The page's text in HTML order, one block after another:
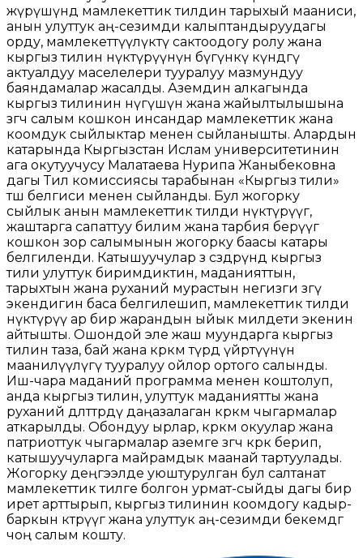
жүрүшүндө мамлекеттик тилдин тарыхый мааниси,
анын улуттук аң-сезимди калыптандыруудагы
орду, мамлекеттүүлүктү сактоодогу ролу жана
кыргыз тилин өнүктүрүүнүн бүгүнкү күндөгү
актуалдуу маселелери тууралуу мазмундуу
баяндамалар жасалды. Аземдин алкагында
кыргыз тилинин өнүгүшүнө жана жайылтылышына
өзгөчө салым кошкон инсандар мамлекеттик жана
коомдук сыйлыктар менен сыйланышты. Алардын
катарында Кыргызстан Ислам университетинин
ага окутуучусу Малатаева Нурипа Жаныбековна
дагы Тил комиссиясы тарабынан «Кыргыз тили»
төш белгиси менен сыйланды. Бул жогорку
сыйлык анын мамлекеттик тилди өнүктүрүүгө,
жаштарга сапаттуу билим жана тарбия берүүгө
кошкон зор салымынын жогорку баасы катары
белгиленди. Катышуучулар өз сөздөрүндө кыргыз
тили улуттук биримдиктин, маданияттын,
тарыхтын жана руханий мурастын негизги өзөгү
экендигин баса белгилешип, мамлекеттик тилди
өнүктүрүү ар бир жарандын ыйык милдети экенин
айтышты. Ошондой эле жаш муундарга кыргыз
тилин таза, бай жана көркөм түрдө үйрөтүүнүн
маанилүүлүгү тууралуу ойлор ортого салынды.
Иш-чара маданий программа менен коштолуп,
анда кыргыз тилин, улуттук маданиятты жана
руханий дөөлөттөрдү даңазалаган көркөм чыгармалар
аткарылды. Обондуу ырлар, көркөм окуулар жана
патриоттук чыгармалар аземге өзгөчө көрк берип,
катышуучуларга майрамдык маанай тартуулады.
Жогорку деңгээлде уюштурулган бул салтанат
мамлекеттик тилге болгон урмат-сыйды дагы бир
ирет арттырып, кыргыз тилинин коомдогу кадыр-
баркын көтөрүүгө жана улуттук аң-сезимди бекемдөөгө
чоң салым кошту.